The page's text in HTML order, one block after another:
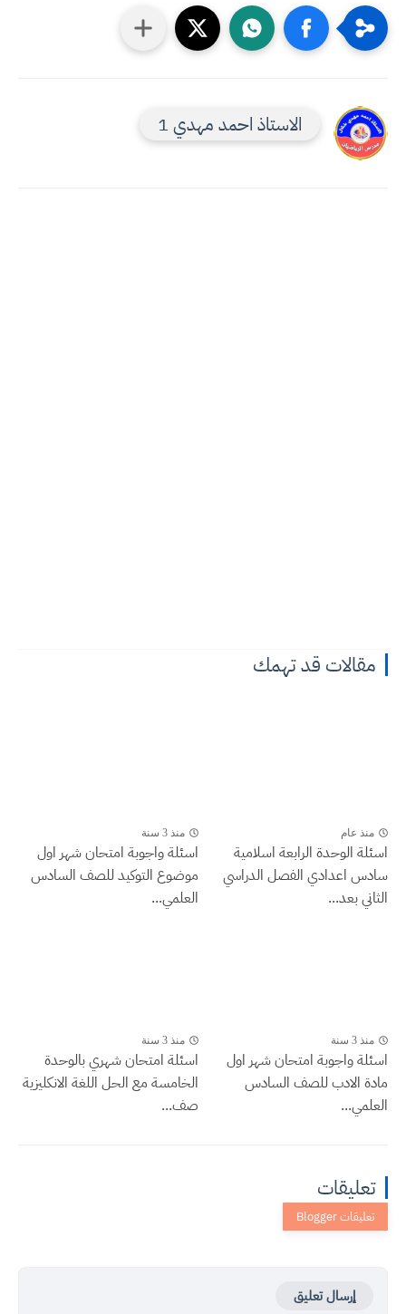
الاستاذ احمد مهدي 1
مقالات قد تهمك
منذ عام
اسئلة الوحدة الرابعة اسلامية
سادس اعدادي الفصل الدراسي
الثاني بعد...
منذ 3 سنة
اسئلة واجوبة امتحان شهر اول
موضوع التوكيد للصف السادس
العلمي...
منذ 3 سنة
اسئلة واجوبة امتحان شهر اول
مادة الادب للصف السادس
العلمي...
منذ 3 سنة
اسئلة امتحان شهري بالوحدة
الخامسة مع الحل اللغة الانكليزية
صف...
تعليقات
إرسال تعليق